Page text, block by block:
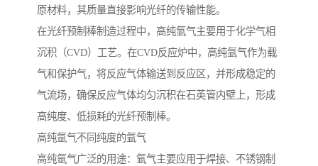
原材料，其质量直接影响光纤的传输性能。
在光纤预制棒制造过程中，高纯氩气主要用于化学气相
沉积（CVD）工艺。在CVD反应炉中，高纯氩气作为载
气和保护气，将反应气体输送到反应区，并形成稳定的
气流场，确保反应气体均匀沉积在石英管内壁上，形成
高纯度、低损耗的光纤预制棒。
高纯氩气不同纯度的氩气
高纯氩气广泛的用途：氩气主要应用于焊接、不锈钢制